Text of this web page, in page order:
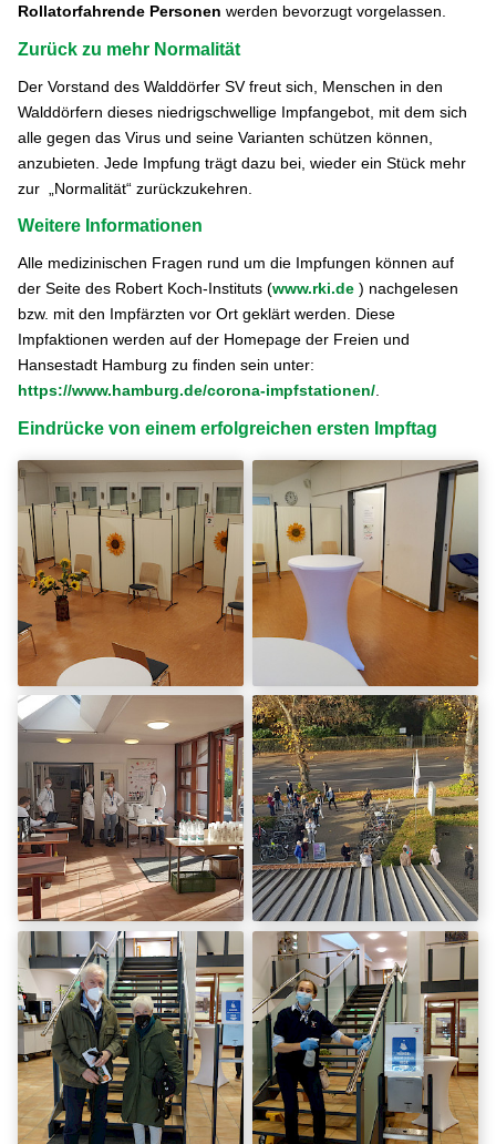
Rollatorfahrende Personen werden bevorzugt vorgelassen.
Zurück zu mehr Normalität
Der Vorstand des Walddörfer SV freut sich, Menschen in den
Walddörfern dieses niedrigschwellige Impfangebot, mit dem sich
alle gegen das Virus und seine Varianten schützen können,
anzubieten. Jede Impfung trägt dazu bei, wieder ein Stück mehr
zur „Normalität“ zurückzukehren.
Weitere Informationen
Alle medizinischen Fragen rund um die Impfungen können auf
der Seite des Robert Koch-Instituts (www.rki.de) nachgelesen
bzw. mit den Impfärzten vor Ort geklärt werden. Diese
Impfaktionen werden auf der Homepage der Freien und
Hansestadt Hamburg zu finden sein unter:
https://www.hamburg.de/corona-impfstationen/.
Eindrücke von einem erfolgreichen ersten Impftag